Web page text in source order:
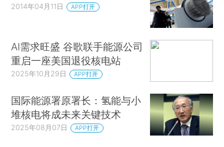
2014年04月11日 APP打开
AI需求旺盛 谷歌联手能源公司
重启一座美国退役核电站
2025年10月29日 APP打开
国际能源署原署长：氢能与小
堆核电将成未来关键技术
2025年08月07日 APP打开